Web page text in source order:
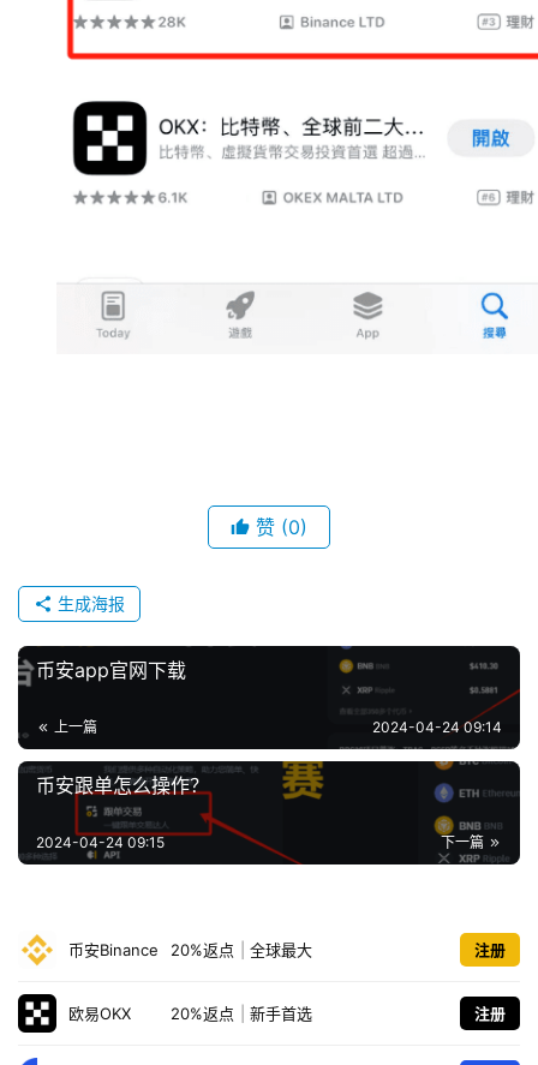
赞 (0)
生成海报
币安app官网下载
上一篇 2024-04-24 09:14
币安跟单怎么操作？
下一篇
2024-04-24 09:15
币安Binance 20%返点 全球最大 注册
欧易OKX 20%返点 新手首选 注册